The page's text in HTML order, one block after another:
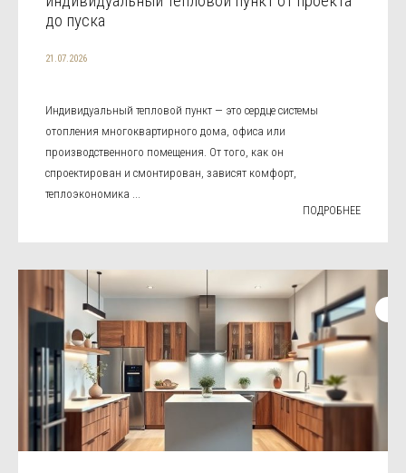
до пуска
21.07.2026
Индивидуальный тепловой пункт — это сердце системы
отопления многоквартирного дома, офиса или
производственного помещения. От того, как он
спроектирован и смонтирован, зависят комфорт,
теплоэкономика ...
ПОДРОБНЕЕ